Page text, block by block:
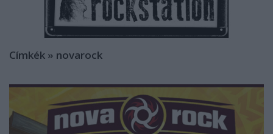
Címkék » novarock